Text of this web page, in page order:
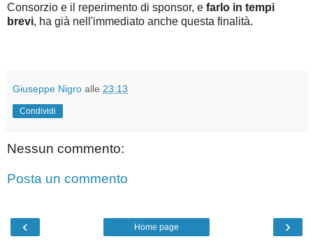
Consorzio e il reperimento di sponsor, e farlo in tempi
brevi, ha già nell'immediato anche questa finalità.
Giuseppe Nigro alle 23:13
Condividi
Nessun commento:
Posta un commento
‹ ›
Home page